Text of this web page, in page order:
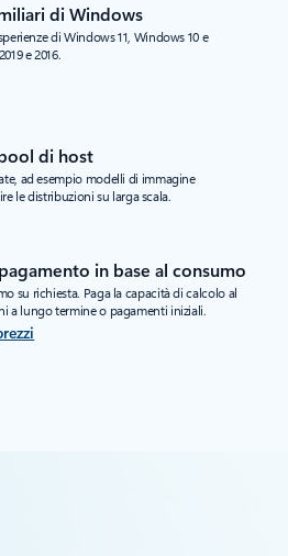
di Windows
di Windows 11, Windows 10 e
e 2016.
di host
ad esempio modelli di immagine
le distribuzioni su larga scala.
in base al consumo
su richiesta. Paga la capacità di calcolo al
a lungo termine o pagamenti iniziali.